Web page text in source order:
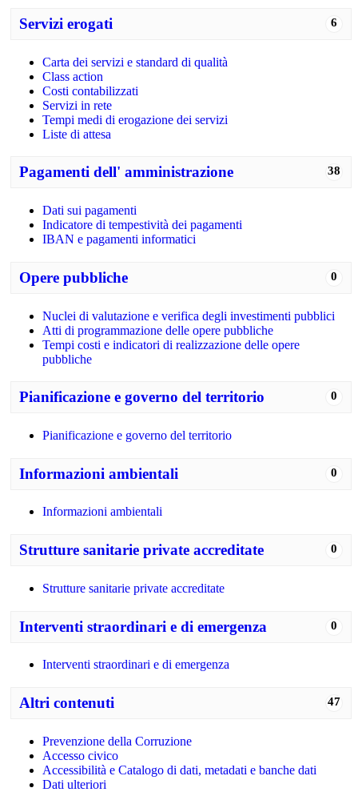
6
Servizi erogati
Carta dei servizi e standard di qualità
Class action
Costi contabilizzati
Servizi in rete
Tempi medi di erogazione dei servizi
Liste di attesa
38
Pagamenti dell' amministrazione
Dati sui pagamenti
Indicatore di tempestività dei pagamenti
IBAN e pagamenti informatici
0
Opere pubbliche
Nuclei di valutazione e verifica degli investimenti pubblici
Atti di programmazione delle opere pubbliche
Tempi costi e indicatori di realizzazione delle opere
pubbliche
0
Pianificazione e governo del territorio
Pianificazione e governo del territorio
0
Informazioni ambientali
Informazioni ambientali
0
Strutture sanitarie private accreditate
Strutture sanitarie private accreditate
0
Interventi straordinari e di emergenza
Interventi straordinari e di emergenza
47
Altri contenuti
Prevenzione della Corruzione
Accesso civico
Accessibilità e Catalogo di dati, metadati e banche dati
Dati ulteriori